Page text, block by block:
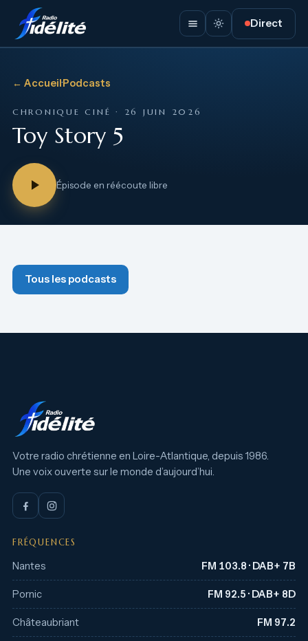
Direct
← Accueil·Podcasts
CHRONIQUE CINÉ · 26 JUIN 2026
Toy Story 5
Épisode en réécoute libre
Tous les podcasts
Votre radio chrétienne en Loire-Atlantique, depuis 1986.
Une voix ouverte sur le monde d’aujourd’hui.
FRÉQUENCES
Nantes FM 103.8 · DAB+ 7B
Pornic FM 92.5 · DAB+ 8D
Châteaubriant FM 97.2